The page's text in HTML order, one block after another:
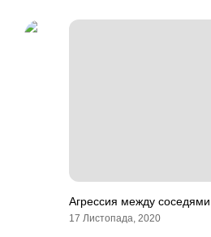
Агрессия между
17 Листопада, 2020